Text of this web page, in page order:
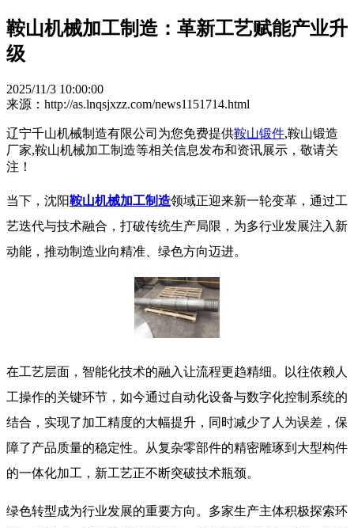
鞍山机械加工制造：革新工艺赋能产业升
级
2025/11/3 10:00:00
来源：http://as.lnqsjxzz.com/news1151714.html
辽宁千山机械制造有限公司为您免费提供鞍山锻件,鞍山锻造
厂家,鞍山机械加工制造等相关信息发布和资讯展示，敬请关
注！
当下，沈阳鞍山机械加工制造领域正迎来新一轮变革，通过工
艺迭代与技术融合，打破传统生产局限，为多行业发展注入新
动能，推动制造业向精准、绿色方向迈进。​
在工艺层面，智能化技术的融入让流程更趋精细。以往依赖人
工操作的关键环节，如今通过自动化设备与数字化控制系统的
结合，实现了加工精度的大幅提升，同时减少了人为误差，保
障了产品质量的稳定性。从复杂零部件的精密雕琢到大型构件
的一体化加工，新工艺正不断突破技术瓶颈。
​ 绿色转型成为行业发展的重要方向。多家生产主体积极探索环